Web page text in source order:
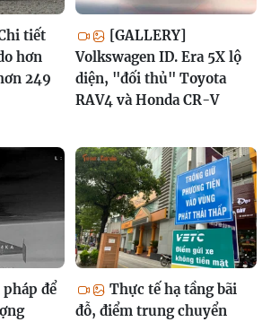
tiết
hơn
249
[GALLERY]
Volkswagen ID. Era 5X lộ
diện, "đối thủ" Toyota
RAV4 và Honda CR-V
để
Thực tế hạ tầng bãi
đỗ, điểm trung chuyển